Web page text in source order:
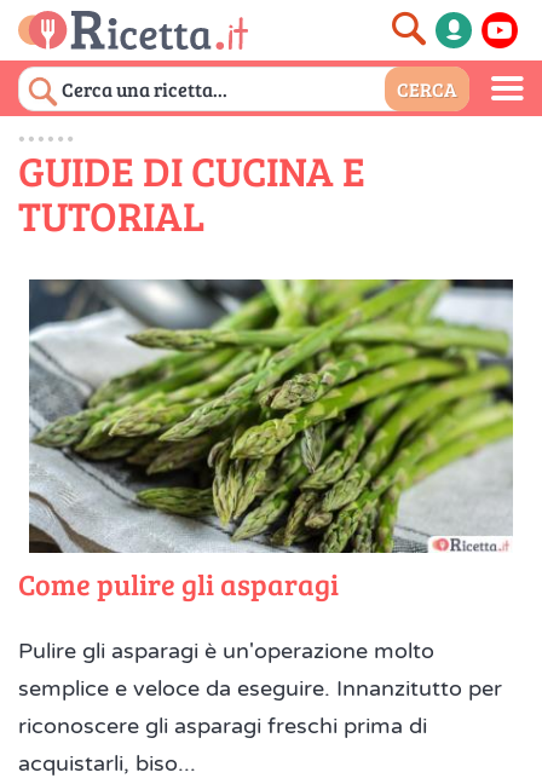
GUIDE DI CUCINA E
TUTORIAL
Come pulire gli asparagi
Pulire gli asparagi è un'operazione molto
semplice e veloce da eseguire. Innanzitutto per
riconoscere gli asparagi freschi prima di
acquistarli, biso...